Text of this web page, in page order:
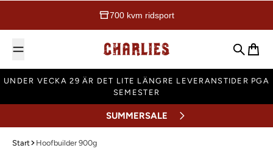
700 kvm ridsport
Charlies Ridsport
Sök
UNDER VECKA 29 ÄR DET LITE LÄNGRE LEVERANSTIDER PGA
SEMESTER
SUMMERSALE
Start Hoofbuilder 900g